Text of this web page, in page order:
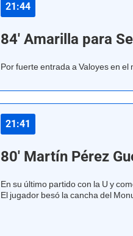
21:44
84' Amarilla para
Por fuerte entrada a Valoyes en
21:41
80' Martín Pérez
En su último partido con la U y
El jugador besó la cancha del